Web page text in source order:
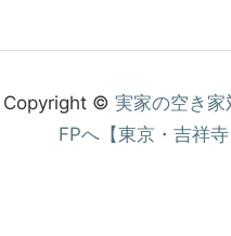
Copyright © 実家の空き
FPへ【東京・吉祥寺